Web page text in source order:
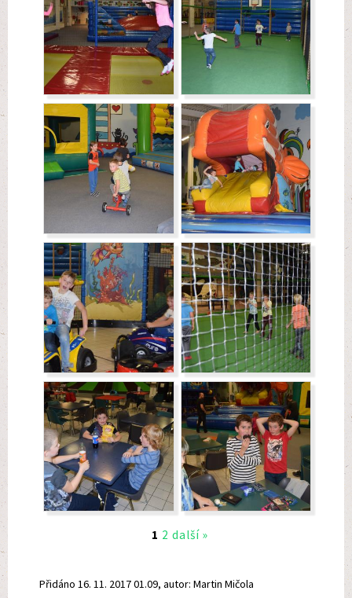
1 2 další »
Přidáno 16. 11. 2017 01.09, autor: Martin Mičola